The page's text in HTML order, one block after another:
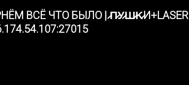
BCЁ ЧTO БЫЛO | ̷П̷У̷Ш̷K̷И+LASER